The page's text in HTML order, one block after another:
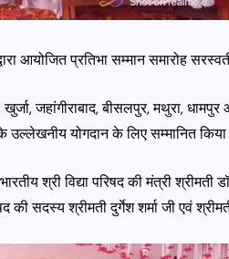
आयोजित प्रतिभा सम्मान समारोह
खुर्जा, जहांगीराबाद, बीसलपुर, मथुरा,
उल्लेखनीय योगदान के लिए सम्मानित किया
श्री विद्या परिषद की मंत्री श्रीमती डॉ.
की सदस्य श्रीमती दुर्गेश शर्मा जी एवं